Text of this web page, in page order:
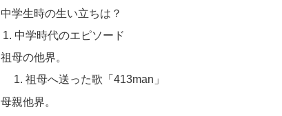
中学生時の生い立ちは？
中学時代のエピソード
祖母の他界。
祖母へ送った歌「413man」
母親他界。